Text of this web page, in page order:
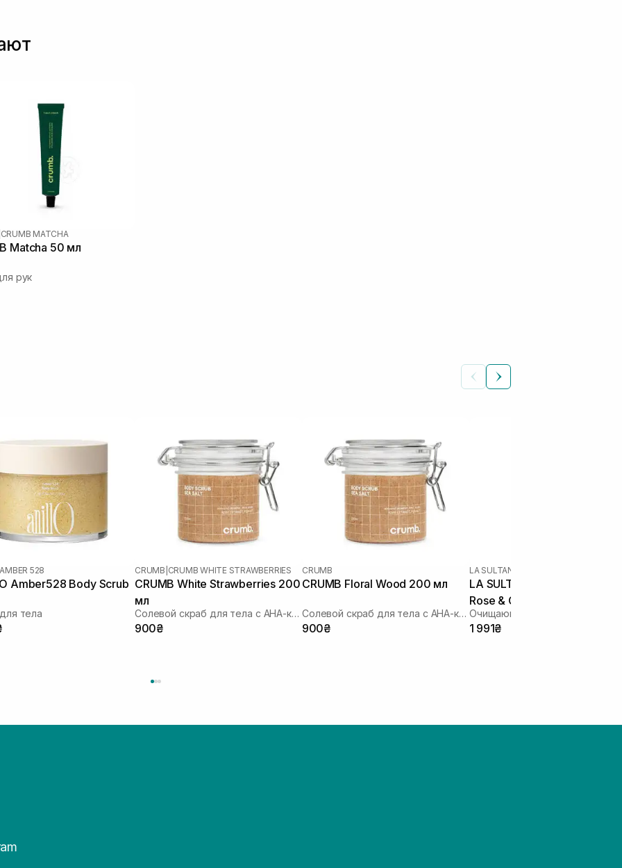
CRUMB MATCHA
Matcha 50 мл
рук
AMBER 528
Amber528 Body Scrub
тела
CRUMB CRUMB WHITE STRAWBERRIES
CRUMB White Strawberries 200
мл
Солевой скраб для тела с AHA-кислотами
900₴
CRUMB
CRUMB Floral Wood 200 мл
Солевой скраб для тела с AHA-кислотами
900₴
LA SULTANE DE SABA
LA SULTANE DE SABA
Rose & Geranium 300 мл
Очищающее средство Рассул
1 991₴